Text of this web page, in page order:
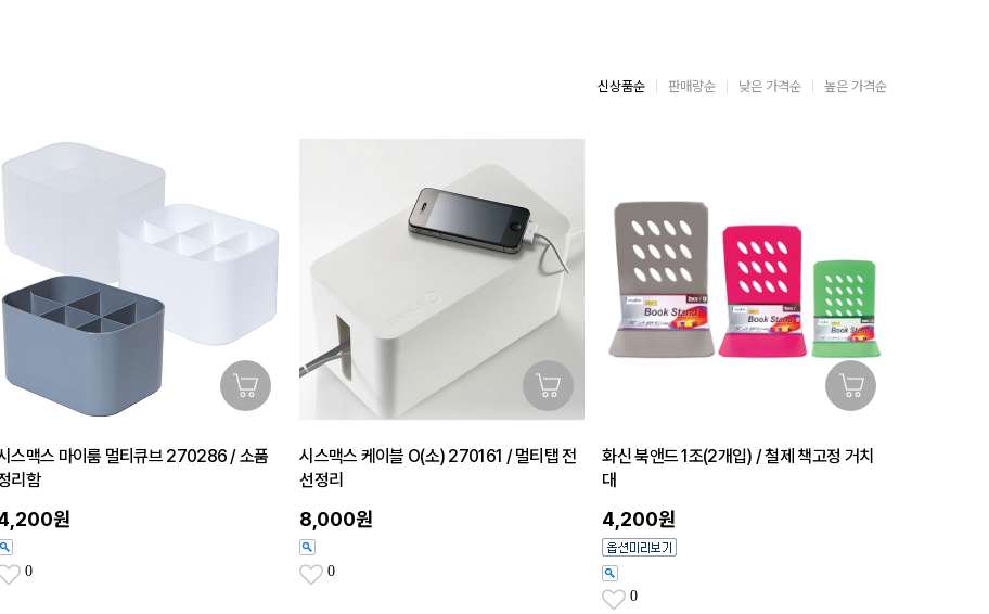
신상품순 판매량순 낮은 가격순 높은 가격순
스맥스 마이룸 멀티큐브 270286 / 소품
리함
원
0
시스맥스 케이블 O(소) 270161 / 멀티탭 전
선정리
8,000원
0
화신 북앤드 1조(2개입) / 철제 책고정 거치
대
4,200원
0